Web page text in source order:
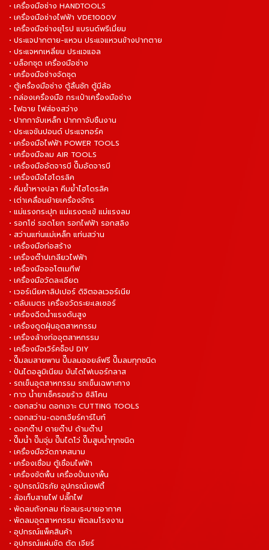
• เครื่องมือช่าง HANDTOOLS
• เครื่องมือช่างไฟฟ้า VDE1000V
• เครื่องมือช่างยุโรป แบรนด์พรีเมี่ยม
• ประแจปากตาย-แหวน ประแจแหวนข้างปากตาย
• ประแจหกเหลี่ยม ประแจแอล
• บล็อกชุด เครื่องมือช่าง
• เครื่องมือช่างจัดชุด
• ตู้เครื่องมือช่าง ตู้ลิ้นชัก ตู้มีล้อ
• กล่องเครื่องมือ กระเป๋าเครื่องมือช่าง
• ไฟฉาย ไฟส่องสว่าง
• ปากกาจับเหล็ก ปากกาจับชิ้นงาน
• ประแจขันปอนด์ ประแจทอร์ค
• เครื่องมือไฟฟ้า POWER TOOLS
• เครื่องมือลม AIR TOOLS
• เครื่องมืออัดจารบี ปั๊มอัดจารบี
• เครื่องมือไฮโดรลิค
• คีมย้ำหางปลา คีมย้ำไฮโดรลิค
• เต่าเคลื่อนย้ายเครื่องจักร
• แม่แรงกระปุก แม่แรงตะเข้ แม่แรงลม
• รอกโซ่ รอดโยก รอกไฟฟ้า รอกสลิง
• สว่านแท่นแม่เหล็ก แท่นสว่าน
• เครื่องมือก่อสร้าง
• เครื่องต๊าปเกลียวไฟฟ้า
• เครื่องมือออโตเมทีฟ
• เครื่องมือวัดละเอียด
• เวอร์เนียคาลิปเปอร์ ดิจิตอลเวอร์เนีย
• ตลับเมตร เครื่องวัดระยะเลเซอร์
• เครื่องฉีดน้ำแรงดันสูง
• เครื่องดูดฝุ่นอุตสาหกรรม
• เครื่องล้างท่ออุตสาหกรรม
• เครื่องมือเวิร์คช็อป DIY
• ปั๊มลมสายพาน ปั๊มลมออยล์ฟรี ปั๊มลมทุกชนิด
• ปันไดอลูมิเนียม บันไดไฟเบอร์กลาส
• รถเข็นอุตสาหกรรม รถเข็นเฉพาะทาง
• กาว น้ำยาเช็ครอยร้าว ซิลิโคน
• ดอกสว่าน ดอกเจาะ CUTTING TOOLS
• ดอกสว่าน-ดอกเจียร์คาร์ไบท์
• ดอกต๊าป ดายต๊าป ด้ามต๊าป
• ปั๊มน้ำ ปั๊มจุ่ม ปั๊มไดโว่ ปั๊มสูบน้ำทุกชนิด
• เครื่องมือวัดภาคสนาม
• เครื่องเชื่อม ตู้เชื่อมไฟฟ้า
• เครื่องขัดพื้น เครื่องปั่นเงาพื้น
• อุปกรณ์นิรภัย อุปกรณ์เซฟตี้
• ล้อเก็บสายไฟ ปลั๊กไฟ
• พัดลมถังกลม ท่อลมระบายอากาศ
• พัดลมอุตสาหกรรม พัดลมโรงงาน
• อุปกรณ์แพ็คสินค้า
• อุปกรณ์แผ่นขัด ตัด เจียร์